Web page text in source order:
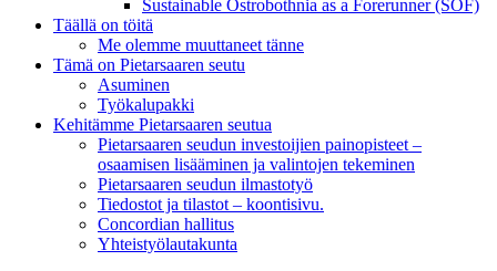
Sustainable Ostrobothnia as a Forerunner (SOF)
Täällä on töitä
Me olemme muuttaneet tänne
Tämä on Pietarsaaren seutu
Asuminen
Työkalupakki
Kehitämme Pietarsaaren seutua
Pietarsaaren seudun investoijien painopisteet –
osaamisen lisääminen ja valintojen tekeminen
Pietarsaaren seudun ilmastotyö
Tiedostot ja tilastot – koontisivu.
Concordian hallitus
Yhteistyölautakunta